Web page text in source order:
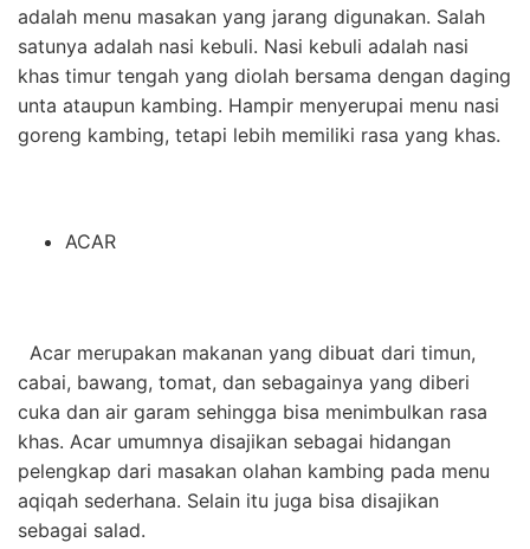
adalah menu masakan yang jarang digunakan. Salah
satunya adalah nasi kebuli. Nasi kebuli adalah nasi
khas timur tengah yang diolah bersama dengan daging
unta ataupun kambing. Hampir menyerupai menu nasi
goreng kambing, tetapi lebih memiliki rasa yang khas.
ACAR
Acar merupakan makanan yang dibuat dari timun,
cabai, bawang, tomat, dan sebagainya yang diberi
cuka dan air garam sehingga bisa menimbulkan rasa
khas. Acar umumnya disajikan sebagai hidangan
pelengkap dari masakan olahan kambing pada menu
aqiqah sederhana. Selain itu juga bisa disajikan
sebagai salad.